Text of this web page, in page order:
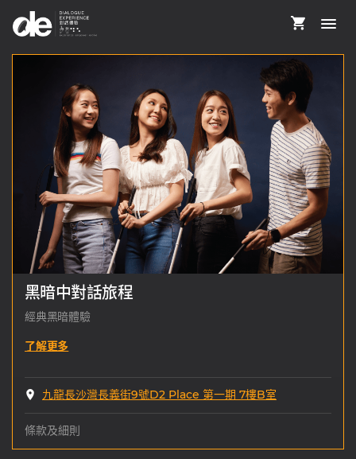
黑暗中對話旅程
經典黑暗體驗
了解更多
九龍長沙灣長義街9號D2 Place 第一期 7樓B室
條款及細則